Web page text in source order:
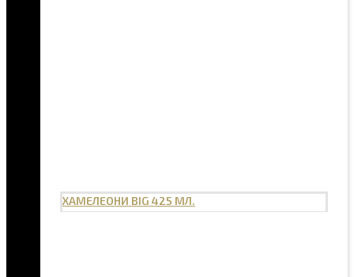
ХАМЕЛЕОНИ BIG 425 МЛ.